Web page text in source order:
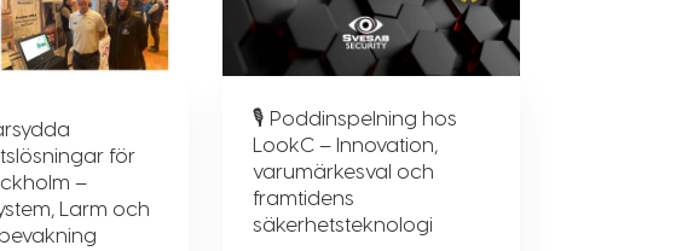
för
–
Larm och
🎙 Poddinspelning hos
LookC – Innovation,
varumärkesval och
framtidens
säkerhetsteknologi